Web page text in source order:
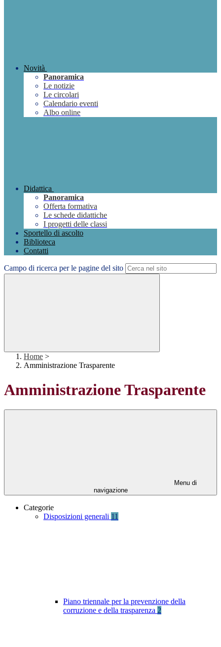
Novità
Panoramica
Le notizie
Le circolari
Calendario eventi
Albo online
Didattica
Panoramica
Offerta formativa
Le schede didattiche
I progetti delle classi
Sportello di ascolto
Biblioteca
Contatti
Campo di ricerca per le pagine del sito
Home >
Amministrazione Trasparente
Amministrazione Trasparente
Menu di
navigazione
Categorie
Disposizioni generali 11
Piano triennale per la prevenzione della
corruzione e della trasparenza 2